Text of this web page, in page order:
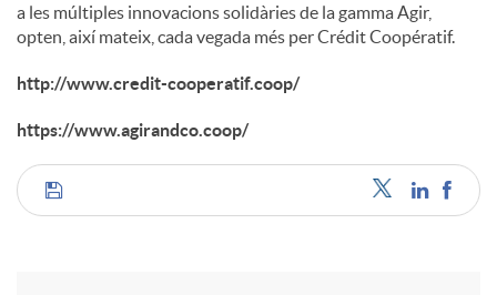
a les múltiples innovacions solidàries de la gamma Agir,
opten, així mateix, cada vegada més per Crédit Coopératif.
http://www.credit-cooperatif.coop/
https://www.agirandco.coop/
C